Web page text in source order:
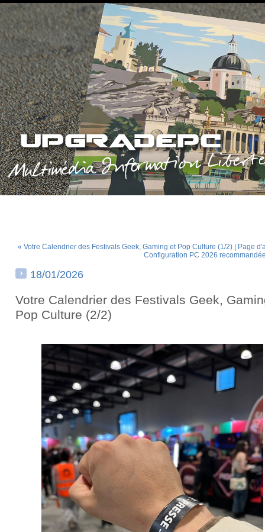
« Votre Calendrier des Festivals Geek, Gaming et Pop Culture (1/2)
Page
Configuration PC 2026
18/01/2026
Votre Calendrier des Festivals Geek,
Pop Culture (2/2)